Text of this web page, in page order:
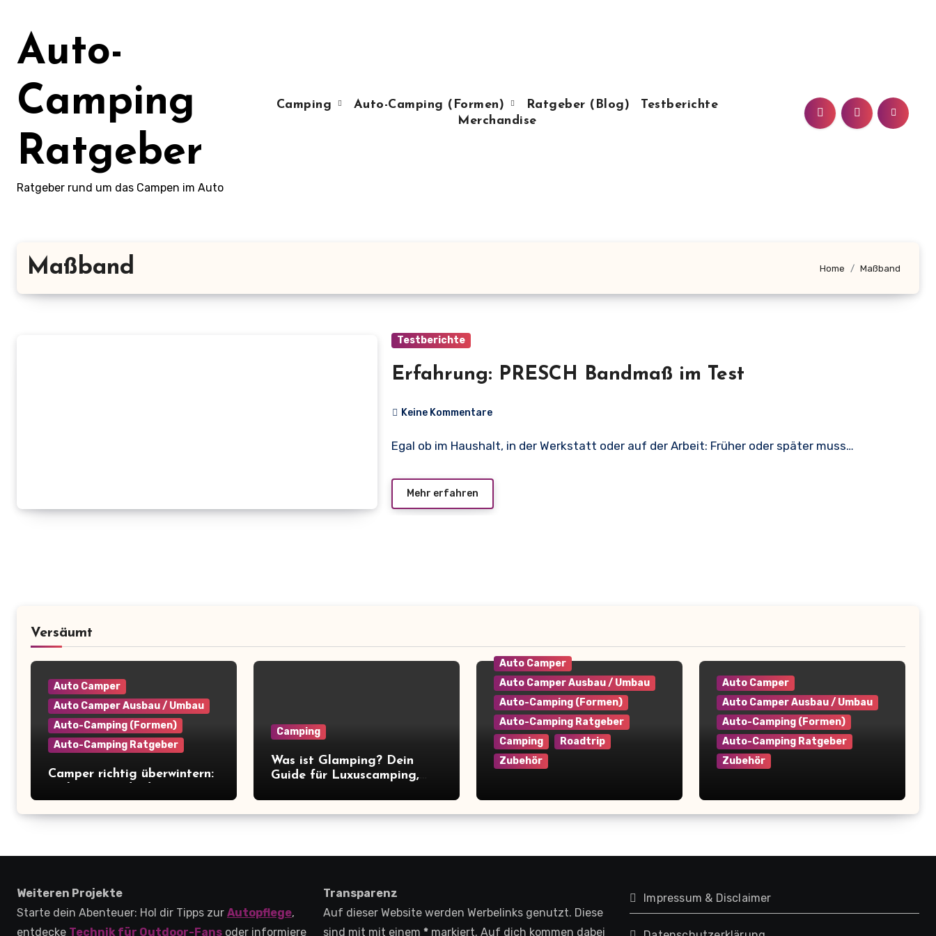
springen
Auto-
Camping
Ratgeber
Ratgeber rund um das Campen im Auto
Camping Auto-Camping (Formen) Ratgeber (Blog)
Testberichte
Merchandise
Maßband Home Maßband
Testberichte
Erfahrung: PRESCH Bandmaß im Test
Keine Kommentare
Egal ob im Haushalt, in der Werkstatt oder auf der Arbeit: Früher oder später muss…
Mehr erfahren
Versäumt
Auto Camper
Auto Camper Ausbau / Umbau
Auto-Camping (Formen)
Auto-Camping Ratgeber
Camper richtig überwintern:
auf die Winterpause vor
Camping
Was ist Glamping? Dein
Guide für Luxuscamping,
Auto Camper
Auto Camper Ausbau / Umbau
Auto-Camping (Formen)
Auto-Camping Ratgeber
Camping
Roadtrip
Zubehör
einräumen: 9+ clevere Tipps
für maximale
Auto Camper
Auto Camper Ausbau / Umbau
Auto-Camping (Formen)
Auto-Camping Ratgeber
Zubehör
Diese Regeln musst du
kennen (+Kaufberatung)
Weiteren Projekte
Starte dein Abenteuer: Hol dir Tipps zur Autopflege,
entdecke Technik für Outdoor-Fans oder informiere
Transparenz
Auf dieser Website werden Werbelinks genutzt. Diese
sind mit mit einem * markiert. Auf dich kommen dabei
Impressum & Disclaimer